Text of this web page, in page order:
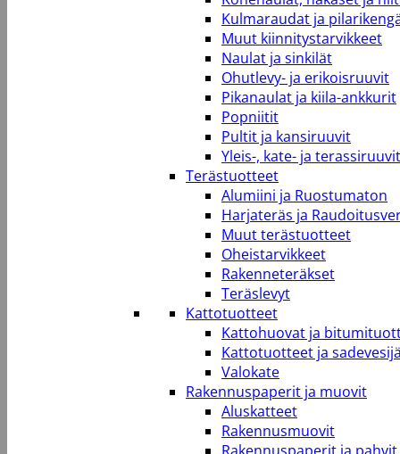
Kulmaraudat ja
Muut kiinnitystarvikkeet
Naulat ja sinkilät
Ohutlevy- ja erikoisruuvit
Pikanaulat ja kiila-ankkurit
Popniitit
Pultit ja kansiruuvit
Yleis-, kate- ja terassiruuvit
Terästuotteet
Alumiini ja Ruostumaton
Harjateräs ja
Muut terästuotteet
Oheistarvikkeet
Rakenneteräkset
Teräslevyt
Kattotuotteet
Kattohuovat ja
Kattotuotteet ja
Valokate
Rakennuspaperit ja muovit
Aluskatteet
Rakennusmuovit